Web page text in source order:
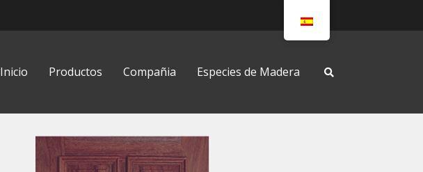
Inicio Productos Compañia Especies de Madera